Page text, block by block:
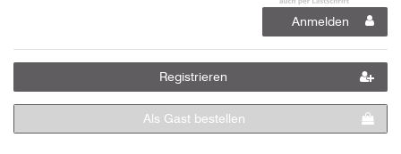
Anmelden
Registrieren
Als Gast bestellen